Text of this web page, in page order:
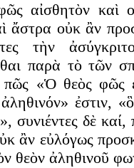
αἰσθητὸν καὶ
ἄστρα οὐκ ἂν
τὴν
παρὰ τὸ τῶν
πῶς «Ὁ θεὸς φῶς
ἐστιν,
συνιέντες δὲ
ἂν εὐλόγως
θεὸν ἀληθινοῦ